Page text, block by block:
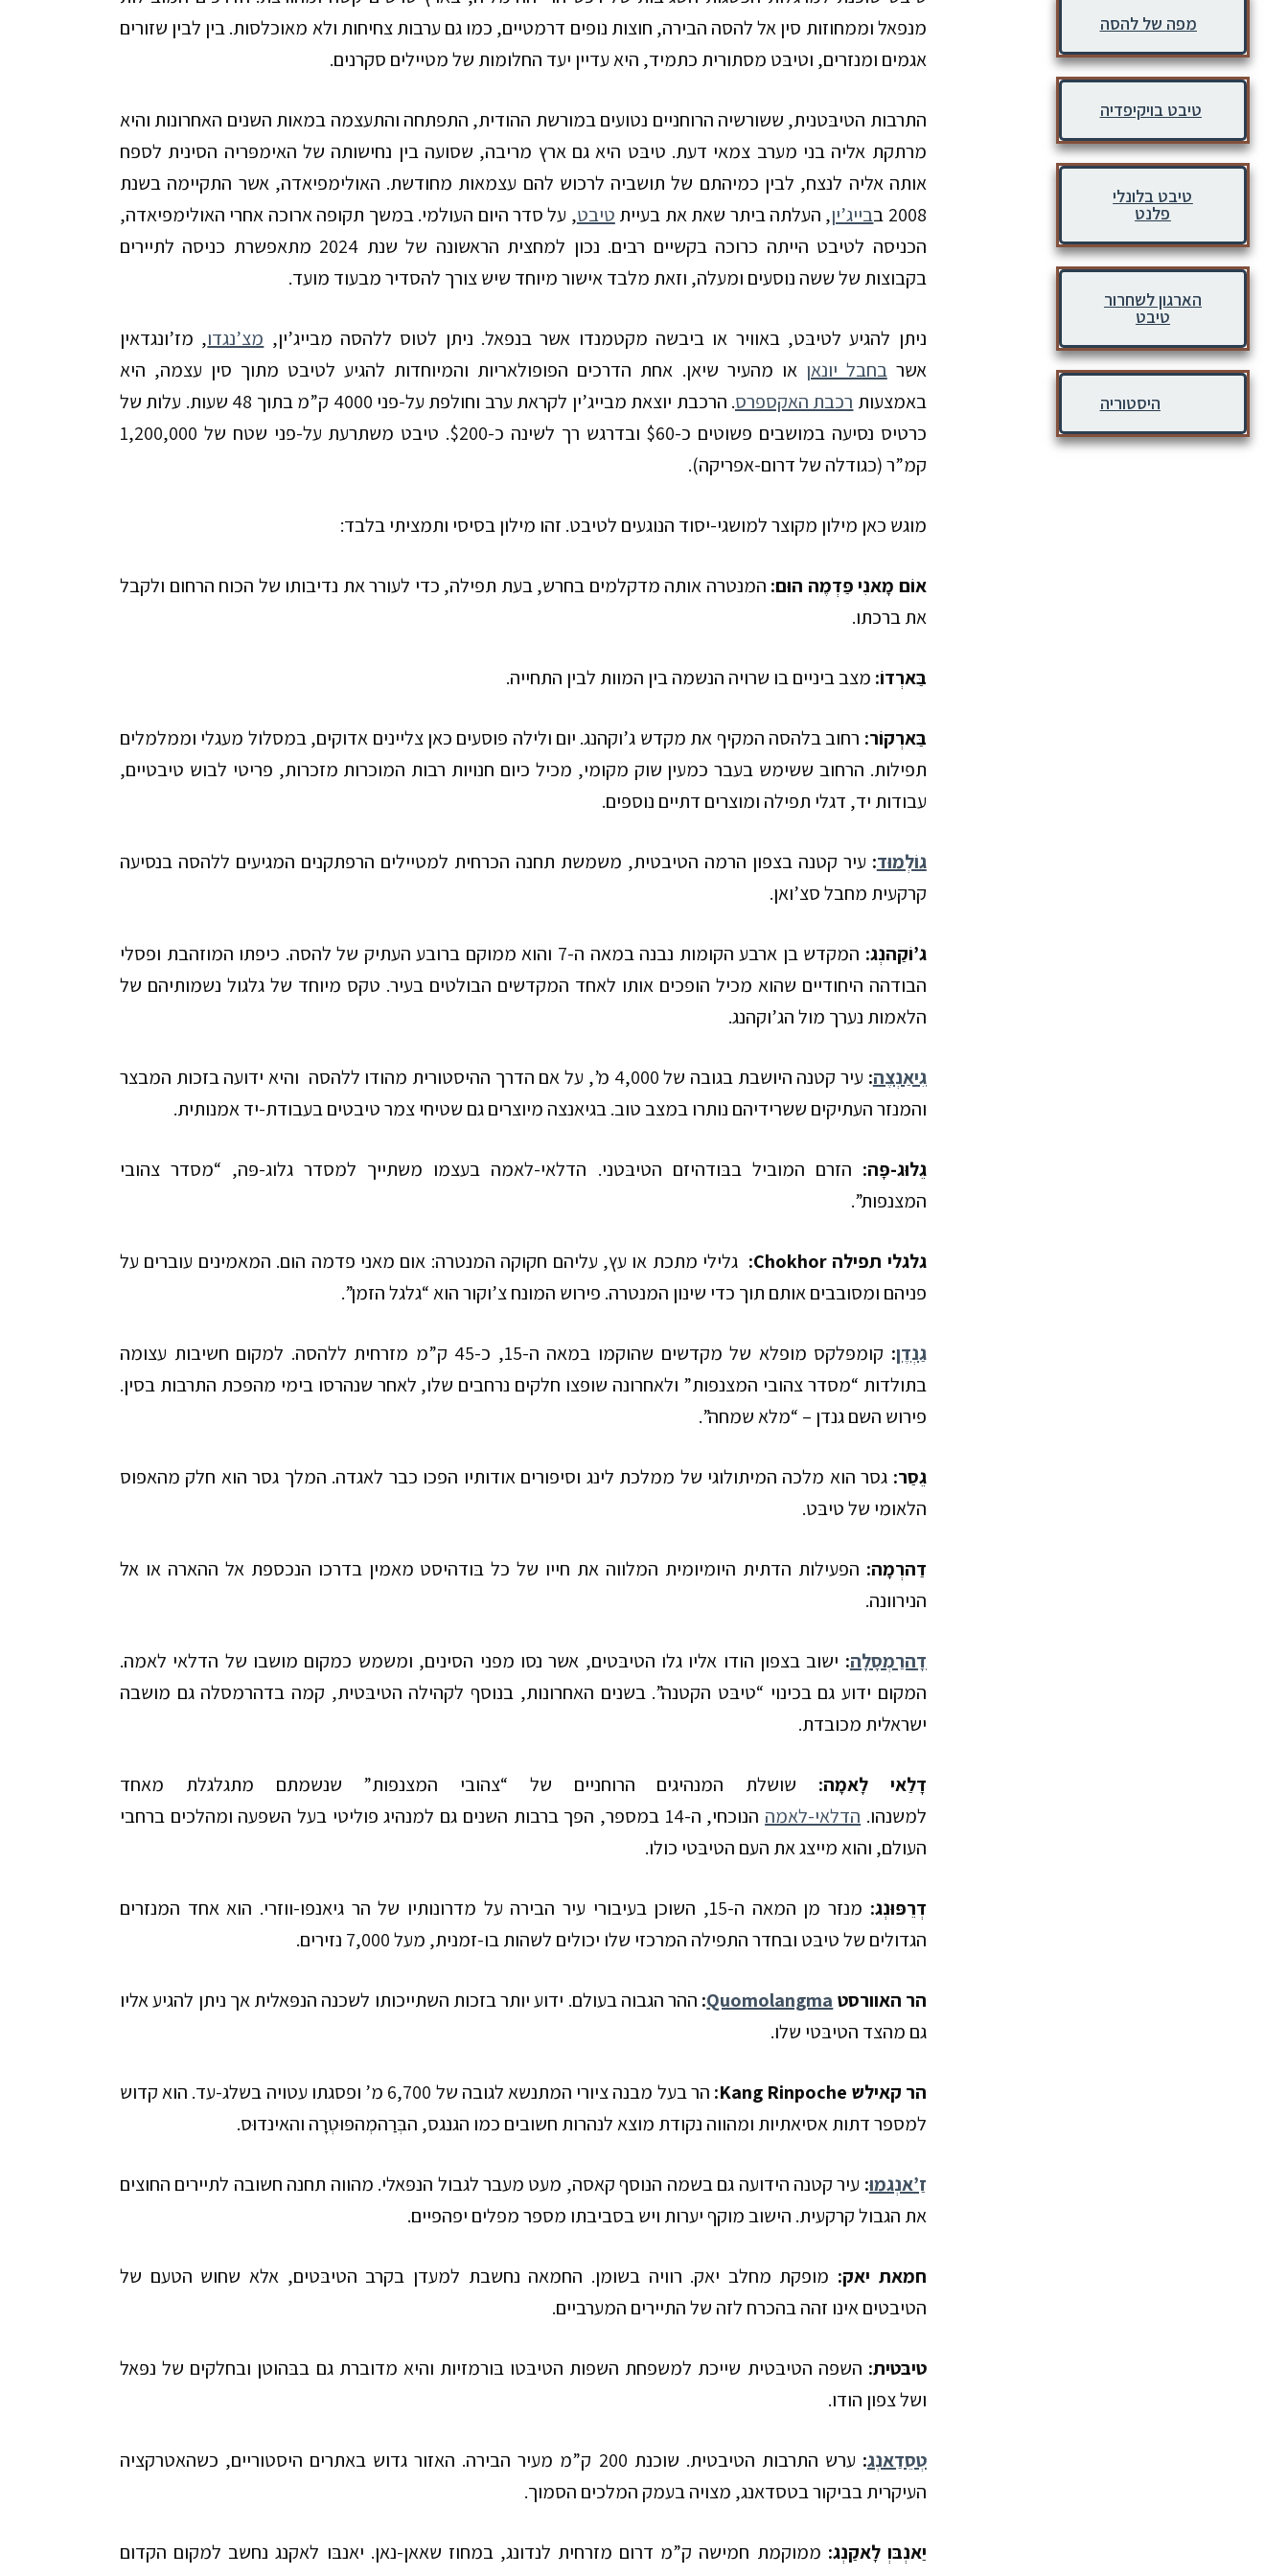
מנפאל וממחוזות סין אל להסה הבירה, חוצות נופים דרמטיים, כמו גם ערבות צחיחות ולא מאוכלסות. בין לבין שזורים
אגמים ומנזרים, וטיבּט מסתורית כתמיד, היא עדיין יעד החלומות של מטיילים סקרנים.
התרבות הטיבּטנית, ששורשיה הרוחניים נטועים במורשת ההודית, התפתחה והתעצמה במאות השנים האחרונות והיא
מרתקת אליה בני מערב צמאי דעת. טיבּט היא גם ארץ מריבה, שסועה בין נחישותה של האימפּריה הסינית לספח
אותה אליה לנצח, לבין כמיהתם של תושביה לרכוש להם עצמאות מחודשת. האולימפיאדה, אשר התקיימה בשנת
2008 ב
בייג’ין, העלתה ביתר שאת את בעיית טיבט, על סדר היום העולמי. במשך תקופה ארוכה אחרי האולימפיאדה,
הכניסה לטיבט הייתה כרוכה בקשיים רבים. נכון למחצית הראשונה של שנת 2024 מתאפשרת כניסה לתיירים
בקבוצות של ששה נוסעים ומעלה, וזאת מלבד אישור מיוחד שיש צורך להסדיר מבעוד מועד.
ניתן להגיע לטיבּט, באוויר או ביבשה מקטמנדו אשר בנפאל. ניתן לטוס ללהסה מבייג’ין, מצ’נגדו, מז’ונגדאין
אשרבחבל יונאן או מהעיר שיאן. אחת הדרכים הפופולאריות והמיוחדות להגיע לטיבט מתוך סין עצמה, היא
באמצעות רכבת האקספרס
. הרכבת יוצאת מבייג’ין לקראת ערב וחולפת על-פני 4000 ק”מ בתוך 48 שעות. עלות של
כרטיס נסיעה במושבים פשוטים כ-$60 ובדרגש רך לשינה כ-$200. טיבט משתרעת על-פני שטח של 1,200,000
קמ”ר (כגודלה של דרום-אפריקה).
מוגש כאן מילון מקוצר למושגי-יסוד הנוגעים לטיבט. זהו מילון בסיסי ותמציתי בלבד:
אוֹם מָאנִי פַּדְמֶה הוּם: המנטרה אותה מדקלמים בחרש, בעת תפילה, כדי לעורר את נדיבותו של הכוח הרחום ולקבל
את ברכתו.
בַּארְדוֹ: מצב ביניים בו שרויה הנשמה בין המוות לבין התחייה.
בַּארְקוֹר: רחוב בלהסה המקיף את מקדש ג’וקהנג. יום ולילה פוסעים כאן צליינים אדוקים, במסלול מעגלי וממלמלים
תפילות. הרחוב ששימש בעבר כמעין שוק מקומי, מכיל כיום חנויות רבות המוכרות מזכרות, פריטי לבוש טיבטיים,
עבודות יד, דגלי תפילה ומוצרים דתיים נוספים.
גוֹלְמוּד: עיר קטנה בצפון הרמה הטיבטית, משמשת תחנה הכרחית למטיילים הרפתקנים המגיעים ללהסה בנסיעה
קרקעית מחבל סצ’ואן.
ג’וֹקַהנְג: המקדש בן ארבע הקומות נבנה במאה ה-7 והוא ממוקם ברובע העתיק של להסה. כיפתו המוזהבת ופסלי
הבודהה היחודיים שהוא מכיל הופכים אותו לאחד המקדשים הבולטים בעיר. טקס מיוחד של גלגול נשמותיהם של
הלאמות נערך מול הג’וקהנג.
גִיאַנְצֶה: עיר קטנה היושבת בגובה של4,000 מ’, על אם הדרך ההיסטורית מהודו ללהסה והיא ידועה בזכות המבצר
והמנזר העתיקים ששרידיהם נותרו במצב טוב. בגיאנצה מיוצרים גם שטיחי צמר טיבטים בעבודת-יד אמנותית.
גֵלוּג-פָּה: הזרם המוביל בבּודהיזם הטיבּטני. הדלאי-לאמה בעצמו משתייך למסדר גלוג-פּה, “מסדר צהובי
המצנפות”.
גלגלי תפילה :Chokhor גלילי מתכת או עץ, עליהם חקוקה המנטרה: אום מאני פדמה הום. המאמינים עוברים על
פניהם ומסובבים אותם תוך כדי שינון המנטרה. פירוש המונח צ’וקור הוא “גלגל הזמן”.
גַנְדֶן: קומפּלקס מופלא של מקדשים שהוקמו במאה ה-15, כ-45
ק”מ מזרחית ללהסה. למקום חשיבות עצומה
בתולדות “מסדר צהובי המצנפות” ולאחרונה שופצו חלקים נרחבים שלו, לאחר שנהרסו בימי מהפכת התרבות בסין.
פירוש השם גנדן – “מלא שמחה”.
גֵסַר: גסר הוא מלכה המיתולוגי של ממלכת לינג וסיפורים אודותיו הפכו כבר לאגדה. המלך גסר הוא חלק מהאפוס
הלאומי של טיבּט.
דַהרְמָה: הפעילות הדתית היומיומית המלווה את חייו של כל בּודהיסט מאמין בדרכו הנכספת אל ההארה או אל
הנירוונה.
דָהרַמְסָלָה: ישוב בצפון הודו אליו גלו הטיבּטים, אשר נסו מפני הסינים, ומשמש כמקום מושבו של הדלאי לאמה.
המקום ידוע גם בכינוי “טיבּט הקטנה”. בשנים האחרונות, בנוסף לקהילה הטיבּטית, קמה בדהרמסלה גם מושבה
ישראלית מכובדת.
דָלַאי לָאמָה:
שושלת המנהיגים הרוחניים של “צהובי המצנפות” שנשמתם מתגלגלת מאחד
למשנהו. הדלאי-לאמה הנוכחי, ה-14 במספר, הפך ברבות השנים גם למנהיג פוליטי בעל השפעה ומהלכים ברחבי
העולם, והוא מייצג את העם הטיבּטי כולו.
דְרֵפּוּנְג: מנזר מן המאה ה-15, השוכן בעיבורי עיר הבירה על מדרונותיו של הר גיאנפו-ווזרי. הוא אחד המנזרים
הגדולים של טיבּט ובחדר התפילה המרכזי שלו יכולים לשהות בו-זמנית, מעל7,000 נזירים.
הר האוורסט Quomolangma
: ההר הגבוה בעולם. ידוע יותר בזכות השתייכותו לשכנה הנפּאלית אך ניתן להגיע אליו
גם מהצד הטיבּטי שלו.
הר קאילש Kang Rinpoche
: הר בעל מבנה ציורי המתנשא לגובה של 6,700 מ’ ופסגתו עטויה בשלג-עד. הוא קדוש
למספר דתות אסיאתיות ומהווה נקודת מוצא לנהרות חשובים כמו הגנגס, הבְּרַהמְהפּוּטְרָה והאינדוּס.
זַ’אנְגמו: עיר קטנה הידועה גם בשמה הנוסף קאסה, מעט מעבר לגבול הנפּאלי. מהווה תחנה חשובה לתיירים החוצים
את הגבול קרקעית. הישוב מוקף יערות ויש בסביבתו מספר מפלים יפהפיים.
חמאת יאק: מופקת מחלב יאק. רוויה בשומן. החמאה נחשבת למעדן בקרב הטיבּטים, אלא שחוש הטעם של
הטיבטים אינו זההבהכרח לזה של התיירים המערביים.
טיבּטית: השפה הטיבּטית שייכת למשפחת השפות הטיבּטו בּורמזיות והיא מדוברת גם בבּהוטן ובחלקים של נפּאל
ושל צפון הודו.
טְסֵדַאנְג: ערש התרבות הטיבטית. שוכנת 200 ק”מ מעיר הבירה. האזור גדוש באתרים היסטוריים, כשהאטרקציה
העיקרית בביקור בטסדאנג, מצויה בעמק המלכים הסמוך.
יַאנְבּוְ לָאקַנְג: ממוקמת חמישה ק”מ דרום מזרחית לנדונג, במחוז שאאן-נאן. יאנבּו לאקנג נחשב למקום הקדום
מפה של להסה
טיבט בויקיפדיה
טיבט בלונלי
פלנט
הארגון לשחרור
טיבט
היסטוריה